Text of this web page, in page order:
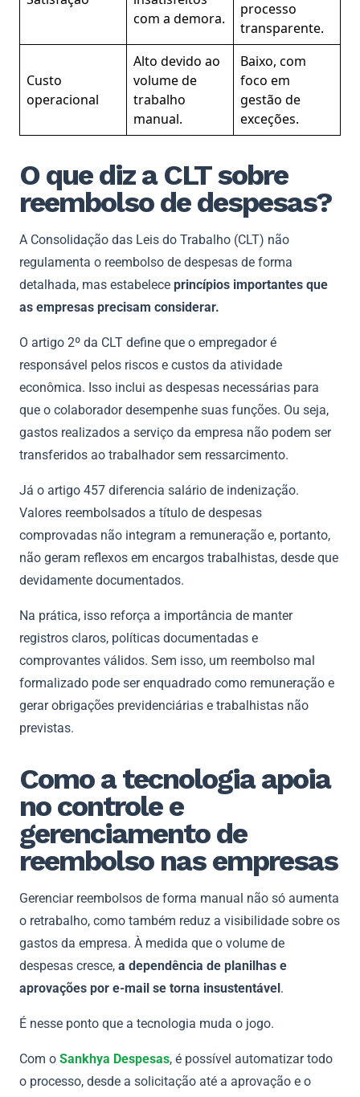
com a demora.
processo
transparente.
Custo
operacional
Alto devido ao
volume de
trabalho
manual.
Baixo, com
foco em
gestão de
exceções.
O que diz a CLT sobre
reembolso de despesas?
A Consolidação das Leis do Trabalho (CLT) não
regulamenta o reembolso de despesas de forma
detalhada, mas estabelece princípios importantes que
as empresas precisam considerar.
O artigo 2º da CLT define que o empregador é
responsável pelos riscos e custos da atividade
econômica. Isso inclui as despesas necessárias para
que o colaborador desempenhe suas funções. Ou seja,
gastos realizados a serviço da empresa não podem ser
transferidos ao trabalhador sem ressarcimento.
Já o artigo 457 diferencia salário de indenização.
Valores reembolsados a título de despesas
comprovadas não integram a remuneração e, portanto,
não geram reflexos em encargos trabalhistas, desde que
devidamente documentados.
Na prática, isso reforça a importância de manter
registros claros, políticas documentadas e
comprovantes válidos. Sem isso, um reembolso mal
formalizado pode ser enquadrado como remuneração e
gerar obrigações previdenciárias e trabalhistas não
previstas.
Como a tecnologia apoia
no controle e
gerenciamento de
reembolso nas empresas
Gerenciar reembolsos de forma manual não só aumenta
o retrabalho, como também reduz a visibilidade sobre os
gastos da empresa. À medida que o volume de
despesas cresce, a dependência de planilhas e
aprovações por e-mail se torna insustentável.
É nesse ponto que a tecnologia muda o jogo.
Com o Sankhya Despesas, é possível automatizar todo
o processo, desde a solicitação até a aprovação e o